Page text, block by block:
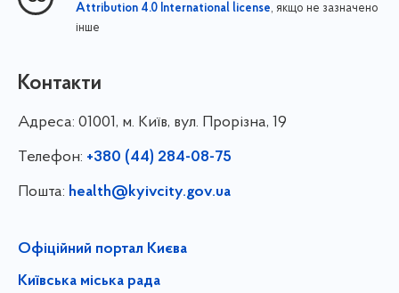
Attribution 4.0 International license, якщо не зазначено
інше
Контакти
Адреса: 01001, м. Київ, вул. Прорізна, 19
Телефон: +380 (44) 284-08-75
Пошта: health@kyivcity.gov.ua
Офіційний портал Києва
Київська міська рада